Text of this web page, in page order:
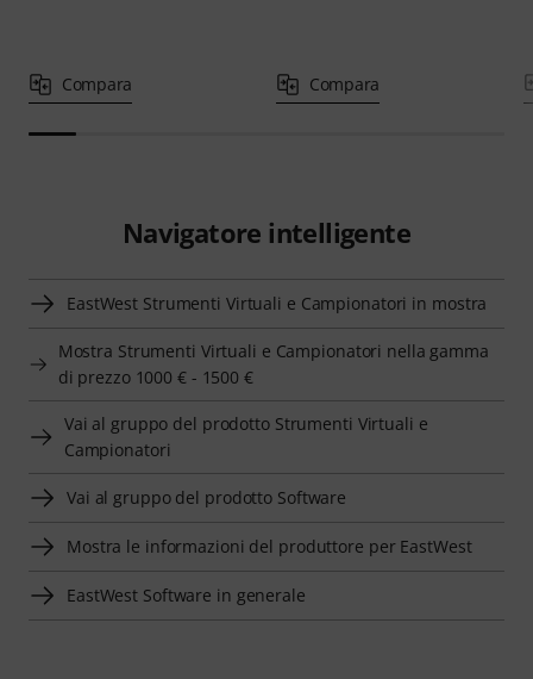
Compara Compara
Navigatore intelligente
EastWest Strumenti Virtuali e Campionatori in mostra
Mostra Strumenti Virtuali e Campionatori nella gamma
di prezzo 1000 € - 1500 €
Vai al gruppo del prodotto Strumenti Virtuali e
Campionatori
Vai al gruppo del prodotto Software
Mostra le informazioni del produttore per EastWest
EastWest Software in generale